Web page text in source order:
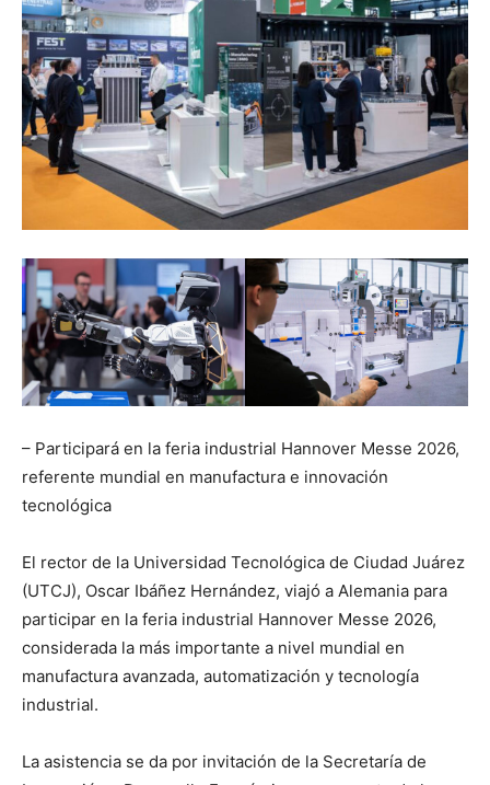
– Participará en la feria industrial Hannover Messe 2026,
referente mundial en manufactura e innovación
tecnológica
El rector de la Universidad Tecnológica de Ciudad Juárez
(UTCJ), Oscar Ibáñez Hernández, viajó a Alemania para
participar en la feria industrial Hannover Messe 2026,
considerada la más importante a nivel mundial en
manufactura avanzada, automatización y tecnología
industrial.
La asistencia se da por invitación de la Secretaría de